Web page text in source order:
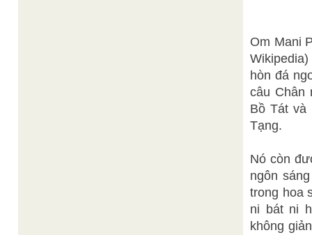
Om Mani
hòn đá
câu Chân
Bồ Tát và
Tạng.
Nó còn
ngôn
trong hoa
ni bát ni
không